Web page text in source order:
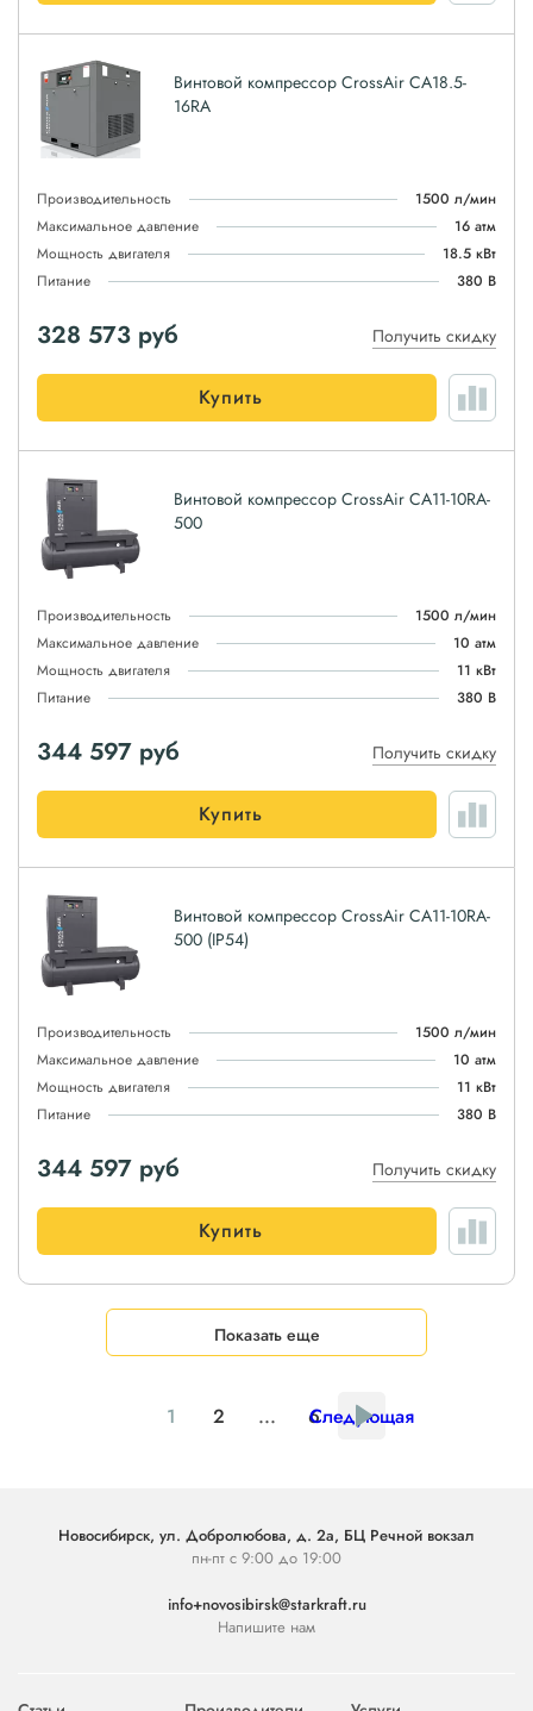
Винтовой компрессор CrossAir CA18.5-
16RA
Производительность
1500 л/мин
Максимальное давление
16 атм
Мощность двигателя
18.5 кВт
Питание
380 В
328 573 руб Получить скидку
Купить
Винтовой компрессор CrossAir CA11-10RA-
500
Производительность
1500 л/мин
Максимальное давление
10 атм
Мощность двигателя
11 кВт
Питание
380 В
344 597 руб Получить скидку
Купить
Винтовой компрессор CrossAir CA11-10RA-
500 (IP54)
Производительность
1500 л/мин
Максимальное давление
10 атм
Мощность двигателя
11 кВт
Питание
380 В
344 597 руб Получить скидку
Купить
Показать еще
1 2 ... 6
Следующая
Новосибирск, ул. Добролюбова, д. 2а, БЦ Речной вокзал
пн-пт с 9:00 до 19:00
info+novosibirsk@starkraft.ru
Напишите нам